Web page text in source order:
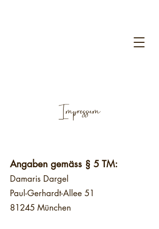
Impressum
Angaben gemäss § 5 TM:
Damaris Dargel
Paul-Gerhardt-Allee 51
81245 München